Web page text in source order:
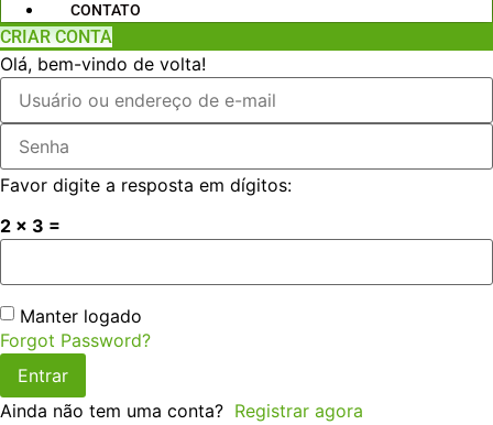
CONTATO
CRIAR CONTA
Olá, bem-vindo de volta!
Favor digite a resposta em dígitos:
2 × 3 =
Manter logado
Forgot Password?
Entrar
Ainda não tem uma conta? Registrar agora